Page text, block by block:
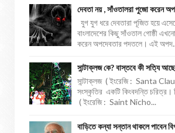
দেবতা নয় , সাঁওতালরা পুজো করেন
যুগ যুগ ধরে দেবতারা পূজিত হয়ে
বাংলাদেশের কিছু সাঁওতাল গোষ্ঠী
করেন অপদেবতার পদতলে। এই
সান্টাক্লজ কে? বাস্তবে কী সত্যি আছে
সান্টাক্লজ ( ইংরেজি : Santa
সংস্কৃতির একটি কিংবদন্তি চরিত্র।
( ইংরেজি : Saint Nicho...
বাড়িতে কন্যা সন্তান থাকলে পাবেন